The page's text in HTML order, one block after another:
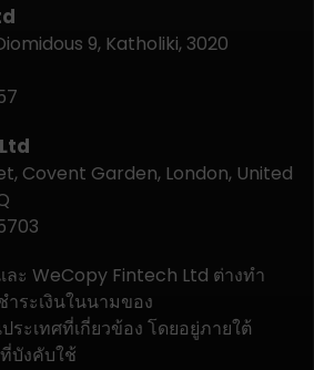
9, Katholiki, 3020
Covent Garden, London, United
ะ WeCopy Fintech Ltd ต่างทำ
ระเงินในนามของ
ะเทศที่เกี่ยวข้อง โดยอยู่ภายใต้
บังคับใช้